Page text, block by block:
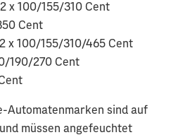
x 100/155/310 Cent
Cent
x 100/155/310/465 Cent
190/270 Cent
Automatenmarken sind auf
müssen angefeuchtet